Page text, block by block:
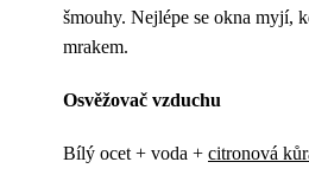
šmouhy. Nejlépe se okna myjí,
mrakem.
Osvěžovač vzduchu
Bílý ocet + voda + citronová